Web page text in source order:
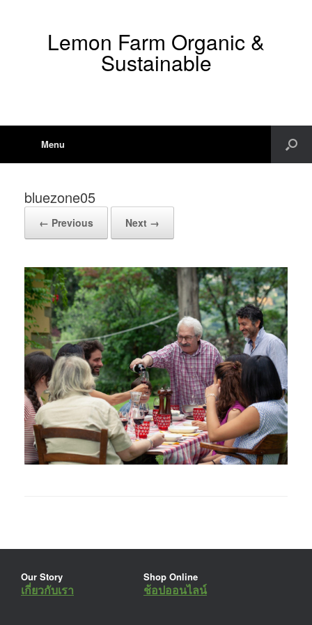
Lemon Farm Organic &
Sustainable
Menu
bluezone05
← Previous Next →
Our Story
เกี่ยวกับเรา
Shop Online
ช้อปออนไลน์